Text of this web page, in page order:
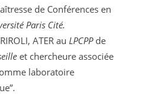
de Conférences en
Paris Cité.
ATER au LPCPPde
et chercheure associée
laboratoire